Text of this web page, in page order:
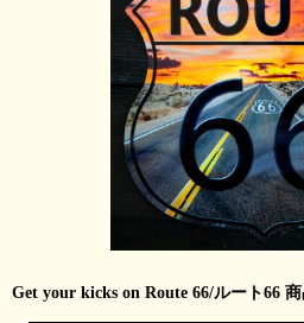
Get your kicks on Route 66/ルート66